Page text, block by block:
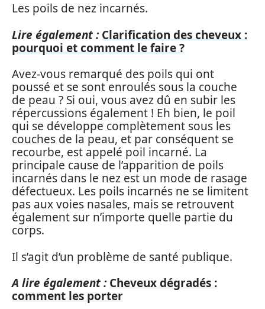
Les poils de nez incarnés.
Lire également : Clarification des cheveux :
pourquoi et comment le faire ?
Avez-vous remarqué des poils qui ont
poussé et se sont enroulés sous la couche
de peau ? Si oui, vous avez dû en subir les
répercussions également ! Eh bien, le poil
qui se développe complètement sous les
couches de la peau, et par conséquent se
recourbe, est appelé poil incarné. La
principale cause de l’apparition de poils
incarnés dans le nez est un mode de rasage
défectueux. Les poils incarnés ne se limitent
pas aux voies nasales, mais se retrouvent
également sur n’importe quelle partie du
corps.
Il s’agit d’un problème de santé publique.
A lire également : Cheveux dégradés :
comment les porter